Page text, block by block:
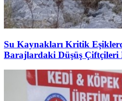
Su Kaynakları Kritik
Barajlardaki Düşüş Çiftçileri